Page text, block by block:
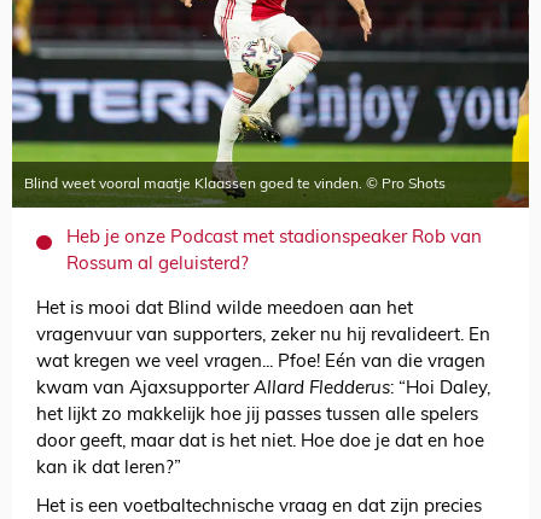
Blind weet vooral maatje Klaassen goed te vinden. © Pro Shots
Heb je onze Podcast met stadionspeaker Rob van
Rossum al geluisterd?
Het is mooi dat Blind wilde meedoen aan het
vragenvuur van supporters, zeker nu hij revalideert. En
wat kregen we veel vragen... Pfoe! Eén van die vragen
kwam van Ajaxsupporter Allard Fledderus: “Hoi Daley,
het lijkt zo makkelijk hoe jij passes tussen alle spelers
door geeft, maar dat is het niet. Hoe doe je dat en hoe
kan ik dat leren?”
Het is een voetbaltechnische vraag en dat zijn precies